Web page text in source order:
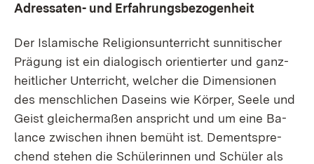
Adres­sa­ten- und Er­fah­rungs­be­zo­gen­heit
Der Is­la­mi­sche Re­li­gi­ons­un­ter­richt sun­ni­ti­scher
Prä­gung ist ein dia­lo­gisch ori­en­tier­ter und ganz­
heit­li­cher Un­ter­richt, wel­cher die Di­men­sio­nen
des men­sch­li­chen Da­seins wie Kör­per, See­le und
Geist glei­cher­ma­ßen an­spricht und um ei­ne Ba­
lan­ce zwi­schen ih­nen be­müht ist. Dem­entspre­
chend ste­hen die Schü­le­rin­nen und Schü­ler als